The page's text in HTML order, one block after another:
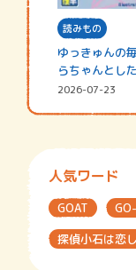
読みもの
ゆっきゅんの
らちゃんと
☆202…
2026-07-23
人気ワード
GOAT
探偵小石は恋